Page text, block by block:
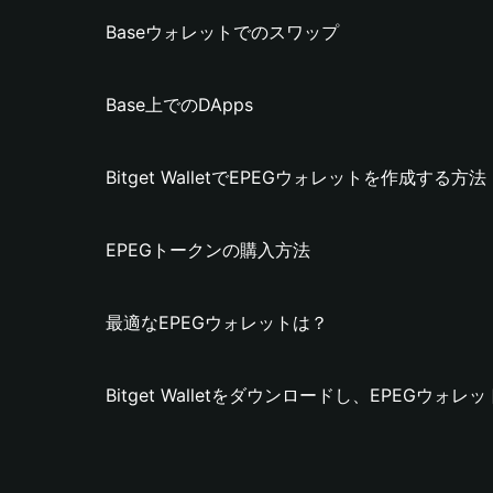
Baseウォレットでのスワップ
Base上でのDApps
Bitget WalletでEPEGウォレットを作成する方法
EPEGトークンの購入方法
最適なEPEGウォレットは？
Bitget Walletをダウンロードし、EPEGウォレッ